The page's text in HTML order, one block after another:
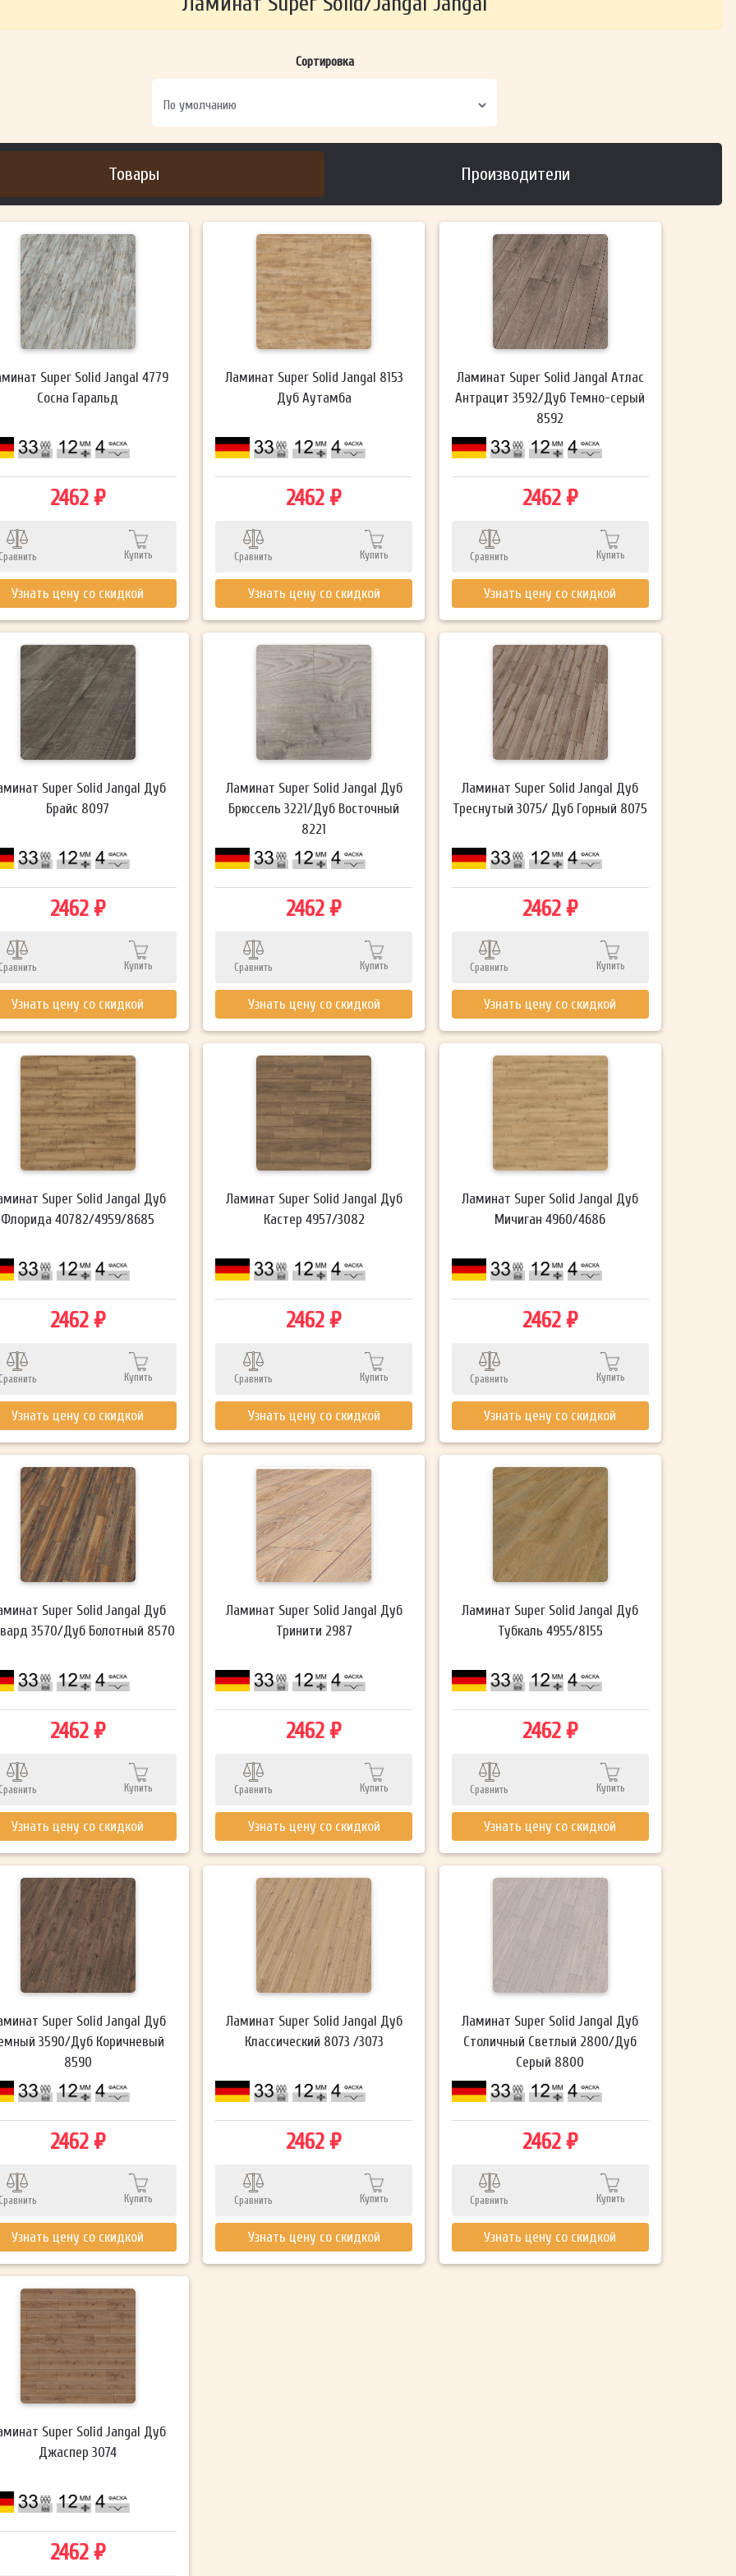
ОТПРАВИТЬ
Сортировка
Товары Производители
Super Solid Jangal 4779
Сосна Гаральд
2462 ₽
Купить
Узнать цену со скидкой
Ламинат Super Solid Jangal 8153
Дуб Аутамба
2462 ₽
Сравнить Купить
Узнать цену со скидкой
Ламинат Super Solid Jangal Атлас
Антрацит 3592/Дуб Темно-серый
8592
2462 ₽
Сравнить Купить
Узнать цену со скидкой
Super Solid Jangal Дуб
Брайс 8097
2462 ₽
Купить
Узнать цену со скидкой
Ламинат Super Solid Jangal Дуб
Брюссель 3221/Дуб Восточный
8221
2462 ₽
Сравнить Купить
Узнать цену со скидкой
Ламинат Super Solid Jangal Дуб
Треснутый 3075/ Дуб Горный 8075
2462 ₽
Сравнить Купить
Узнать цену со скидкой
Super Solid Jangal Дуб
Флорида 40782/4959/8685
2462 ₽
Купить
Узнать цену со скидкой
Ламинат Super Solid Jangal Дуб
Кастер 4957/3082
2462 ₽
Сравнить Купить
Узнать цену со скидкой
Ламинат Super Solid Jangal Дуб
Мичиган 4960/4686
2462 ₽
Сравнить Купить
Узнать цену со скидкой
Super Solid Jangal Дуб
3570/Дуб Болотный 8570
2462 ₽
Купить
Узнать цену со скидкой
Ламинат Super Solid Jangal Дуб
Тринити 2987
2462 ₽
Сравнить Купить
Узнать цену со скидкой
Ламинат Super Solid Jangal Дуб
Тубкаль 4955/8155
2462 ₽
Сравнить Купить
Узнать цену со скидкой
Super Solid Jangal Дуб
3590/Дуб Коричневый
8590
2462 ₽
Купить
Узнать цену со скидкой
Ламинат Super Solid Jangal Дуб
Классический 8073 /3073
2462 ₽
Сравнить Купить
Узнать цену со скидкой
Ламинат Super Solid Jangal Дуб
Столичный Светлый 2800/Дуб
Серый 8800
2462 ₽
Сравнить Купить
Узнать цену со скидкой
Super Solid Jangal Дуб
Джаспер 3074
2462 ₽